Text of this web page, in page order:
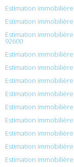
Estimation
Estimation
Estimation
92600
Estimation
Estimation
Estimation
Estimation
Estimation
Estimation
Estimation
Estimation
Estimation